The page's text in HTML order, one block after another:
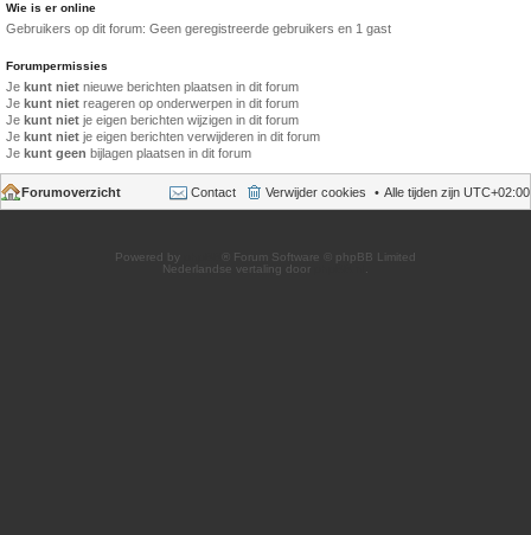
Wie is er online
Gebruikers op dit forum: Geen geregistreerde gebruikers en 1 gast
Forumpermissies
Je kunt niet nieuwe berichten plaatsen in dit forum
Je kunt niet reageren op onderwerpen in dit forum
Je kunt niet je eigen berichten wijzigen in dit forum
Je kunt niet je eigen berichten verwijderen in dit forum
Je kunt geen bijlagen plaatsen in dit forum
Forumoverzicht Alle tijden zijn UTC+02:00
Verwijder cookies
Contact
Powered by
® Forum Software © phpBB Limited
Nederlandse vertaling door